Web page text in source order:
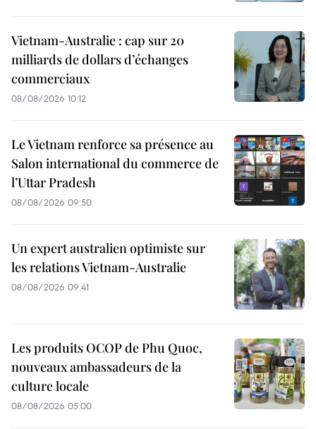
Vietnam-Australie : cap sur 20
milliards de dollars d’échanges
commerciaux
08/08/2026 10:12
Le Vietnam renforce sa présence au
Salon international du commerce de
l’Uttar Pradesh
08/08/2026 09:50
Un expert australien optimiste sur
les relations Vietnam-Australie
08/08/2026 09:41
Les produits OCOP de Phu Quoc,
nouveaux ambassadeurs de la
culture locale
08/08/2026 05:00